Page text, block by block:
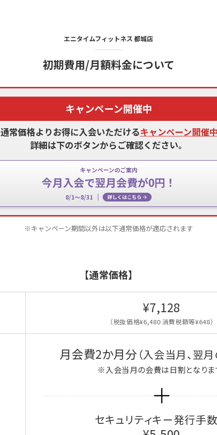
エニタイムフィットネス 都城店
初期費用/月額料金について
キャンペーン開催中
常価格よりお得に入会いただけるキャンペーン開催中
詳細は下のボタンからご確認ください。
キャンペーンのご案内
今月入会で翌月会費が0円！
8/1～8/31 詳しくはこちら
※キャンペーン期間以外は以下通常価格が適応されます
【通常価格】
¥7,128
（税抜価格¥6,480 消費税額等¥648）
月会費2か月分 （入会当月、翌
※入会当月の会費は日割となりま
セキュリティキー発行手